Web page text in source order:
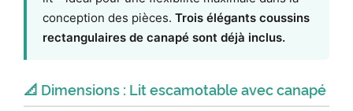
conception des pièces. Trois élégants coussins
rectangulaires de canapé sont déjà inclus.
📐 Dimensions : Lit escamotable avec canapé